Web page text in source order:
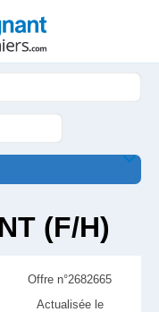
(F/H)
Offre n°2682665
Actualisée le